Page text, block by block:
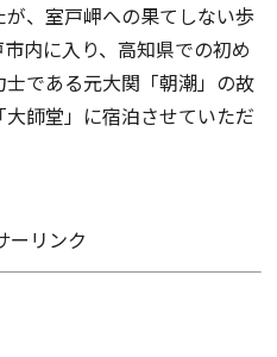
、室戸岬への果てしない歩
内に入り、高知県での初め
である元大関「朝潮」の故
師堂」に宿泊させていただ
ーリンク